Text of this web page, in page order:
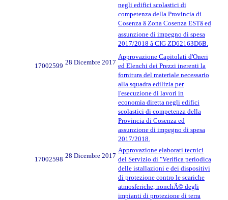
negli edifici scolastici di
competenza della Provincia di
Cosenza â Zona Cosenza ESTâ ed
assunzione di impegno di spesa
2017/2018 â CIG ZD62163D6B.
17002599 28 Dicembre 2017
Approvazione Capitolati d'Oneri
ed Elenchi dei Prezzi inerenti la
fornitura del materiale necessario
alla squadra edilizia per
l'esecuzione di lavori in
economia diretta negli edifici
scolastici di competenza della
Provincia di Cosenza ed
assunzione di impegno di spesa
2017/2018.
17002598 28 Dicembre 2017
Approvazione elaborati tecnici
del Servizio di "Verifica periodica
delle istallazioni e dei dispositivi
di protezione contro le scariche
atmosferiche, nonchÃ© degli
impianti di protezione di terra